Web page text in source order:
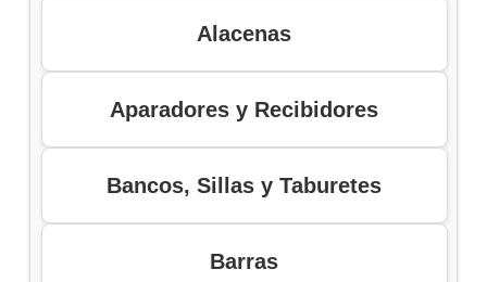
Alacenas
Aparadores y Recibidores
Bancos, Sillas y Taburetes
Barras